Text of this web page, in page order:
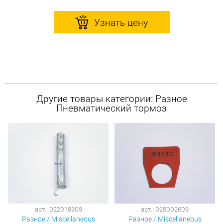
Узнать цену
Другие товары категории: Разное
Пневматический тормоз
арт.: 022018309
Разное / Miscellaneous
арт.: 028002609
Разное / Miscellaneous